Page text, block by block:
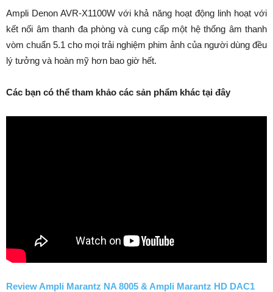
Ampli Denon AVR-X1100W với khả năng hoạt động linh hoạt với
kết nối âm thanh đa phòng và cung cấp một hệ thống âm thanh
vòm chuẩn 5.1 cho mọi trải nghiệm phim ảnh của người dùng đều
lý tưởng và hoàn mỹ hơn bao giờ hết.
Các bạn có thể tham khảo các sản phẩm khác tại đây
Review Ampli Marantz NA 8005 & Ampli Marantz HD DAC1